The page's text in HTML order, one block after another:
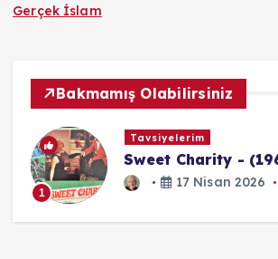
Gerçek İslam
Bakmamış Olabilirsiniz
1
Tavsiyelerim
Sweet Charity -
17 Nisan 2026